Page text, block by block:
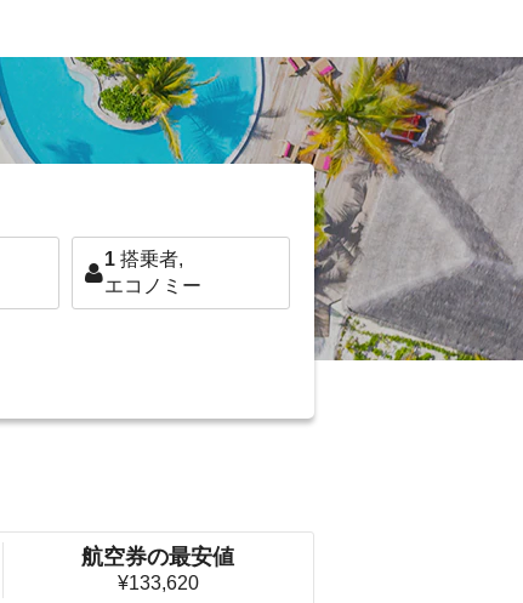
1 搭乗者,
エコノミー
航空券の最安値
¥133,620